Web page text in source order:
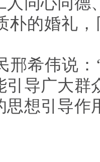
朴的婚礼
邢希伟说
引导广大群
思想引导作